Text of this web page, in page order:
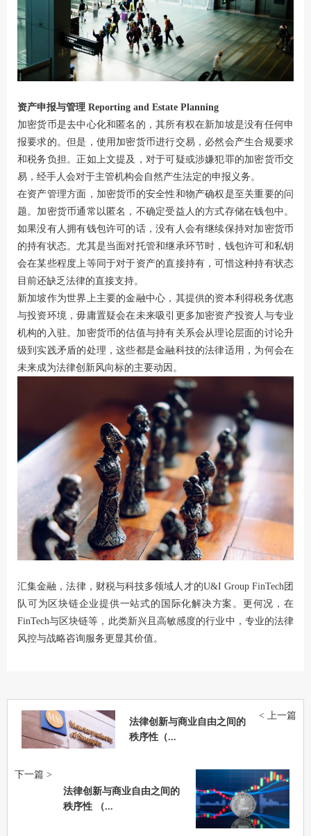
资产申报与管理 Reporting and Estate Planning
加密货币是去中心化和匿名的，其所有权在新加坡是没有任何申
报要求的。但是，使用加密货币进行交易，必然会产生合规要求
和税务负担。正如上文提及，对于可疑或涉嫌犯罪的加密货币交
易，经手人会对于主管机构会自然产生法定的申报义务。
在资产管理方面，加密货币的安全性和物产确权是至关重要的问
题。加密货币通常以匿名，不确定受益人的方式存储在钱包中。
如果没有人拥有钱包许可的话，没有人会有继续保持对加密货币
的持有状态。尤其是当面对托管和继承环节时，钱包许可和私钥
会在某些程度上等同于对于资产的直接持有，可惜这种持有状态
目前还缺乏法律的直接支持。
新加坡作为世界上主要的金融中心，其提供的资本利得税务优惠
与投资环境，毋庸置疑会在未来吸引更多加密资产投资人与专业
机构的入驻。加密货币的估值与持有关系会从理论层面的讨论升
级到实践矛盾的处理，这些都是金融科技的法律适用，为何会在
未来成为法律创新风向标的主要动因。
汇集金融，法律，财税与科技多领域人才的U&I Group FinTech团
队可为区块链企业提供一站式的国际化解决方案。更何况，在
FinTech与区块链等，此类新兴且高敏感度的行业中，专业的法律
风控与战略咨询服务更显其价值。
法律创新与商业自由之间的
秩序性（...
< 上一篇
法律创新与商业自由之间的
秩序性 （...
下一篇 >